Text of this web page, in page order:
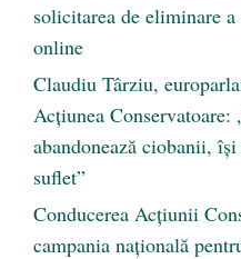
solicitarea de eliminare
online
Claudiu Târziu,
Acțiunea Conservatoare:
abandonează ciobanii,
suflet”
Conducerea Acțiunii
campania națională